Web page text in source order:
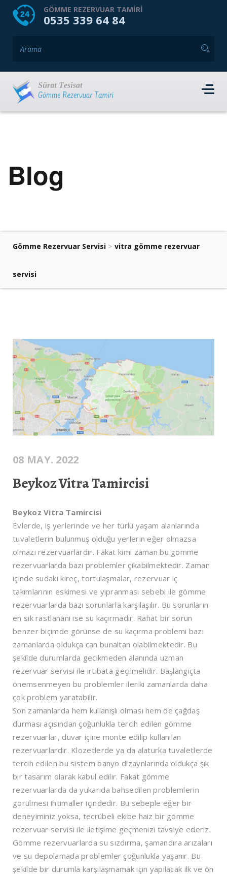
HOME HAKKIMIZDA
GÖMME REZERVUAR TAMIRI
0535 339 64 84
Blog
Gömme Rezervuar Servisi > vitra gömme rezervuar
servisi
08 MAY. 2022
Beykoz Vitra Tamircisi
Beykoz Vitra Tamircisi
Evlerde, iş yerlerinde ve her türlü yaşam alanlarında
tuvaletlerin bulunmuş olduğu yerlerin eğer olmazsa
olmazı rezervuarlardır. Fakat kimi zaman bu gömme
rezervuarlarda bazı problemler çıkabilmektedir. Zaman
içinde sudaki kireç, tortulaşmalar, rezervuar iç
takımlarının eskimesi ve yıpranması sebebi ile gömme
rezervuarlarda bazı sorunlarla karşılaşılır. Bu sorunların
en sık rastlananı ise su kaçırmadır. Rahat bir sorun
benzer biçimde görünse de su kaçırma problemi bazı
zamanlarda oldukça can bunaltan olabilmektedir. Bu
şekilde durumlarda gecikmeden alanında uzman
rezervuar servisi ile irtibata geçilmelidir. Başlangıçta
önemsenmeyen bu problemler ileriki zamanlarda daha
çok problem yaratabilir.
Son zamanlarda hem kullanışlı olması hem de çağdaş
durması açısından çoğunlukla tercih edilen gömme
rezervuarlar, duvar içine monte edilip kullanılan
rezervuarlardır. Klozetlerde ya da alaturka tuvaletlerde
tercih edilen bu sistem banyo dizaynlarında oldukça şık
bir tasarım olarak kabul edilir. Fakat gömme
rezervuarlarda da yukarıda bahsedilen problemlerin
görülmesi ihtimaller içindedir. Bu sebeple eğer bir
deneyiminiz yoksa, tecrübeli ekibe haiz bir gömme
rezervuar servisi ile iletişime geçmenizi tavsiye ederiz.
Gömme rezervuarlarda su sızdırma, şamandıra arızaları
ve su depolamada problemler çoğunlukla yaşanır. Bu
şekilde bir durumla karşılaşmamak için yapılacak ilk ve ön